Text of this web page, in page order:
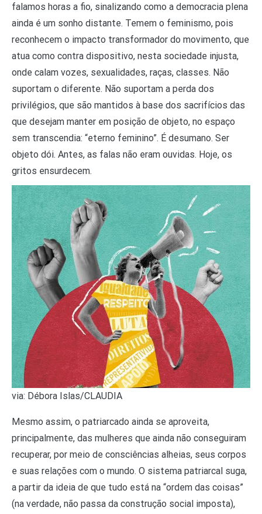
falamos horas a fio, sinalizando como a democracia plena
ainda é um sonho distante. Temem o feminismo, pois
reconhecem o impacto transformador do movimento, que
atua como contra dispositivo, nesta sociedade injusta,
onde calam vozes, sexualidades, raças, classes. Não
suportam o diferente. Não suportam a perda dos
privilégios, que são mantidos à base dos sacrifícios das
que desejam manter em posição de objeto, no espaço
sem transcendia: “eterno feminino”. É desumano. Ser
objeto dói. Antes, as falas não eram ouvidas. Hoje, os
gritos ensurdecem.
via: Débora Islas/CLAUDIA
Mesmo assim, o patriarcado ainda se aproveita,
principalmente, das mulheres que ainda não conseguiram
recuperar, por meio de consciências alheias, seus corpos
e suas relações com o mundo. O sistema patriarcal suga,
a partir da ideia de que tudo está na “ordem das coisas”
(na verdade, não passa da construção social imposta),